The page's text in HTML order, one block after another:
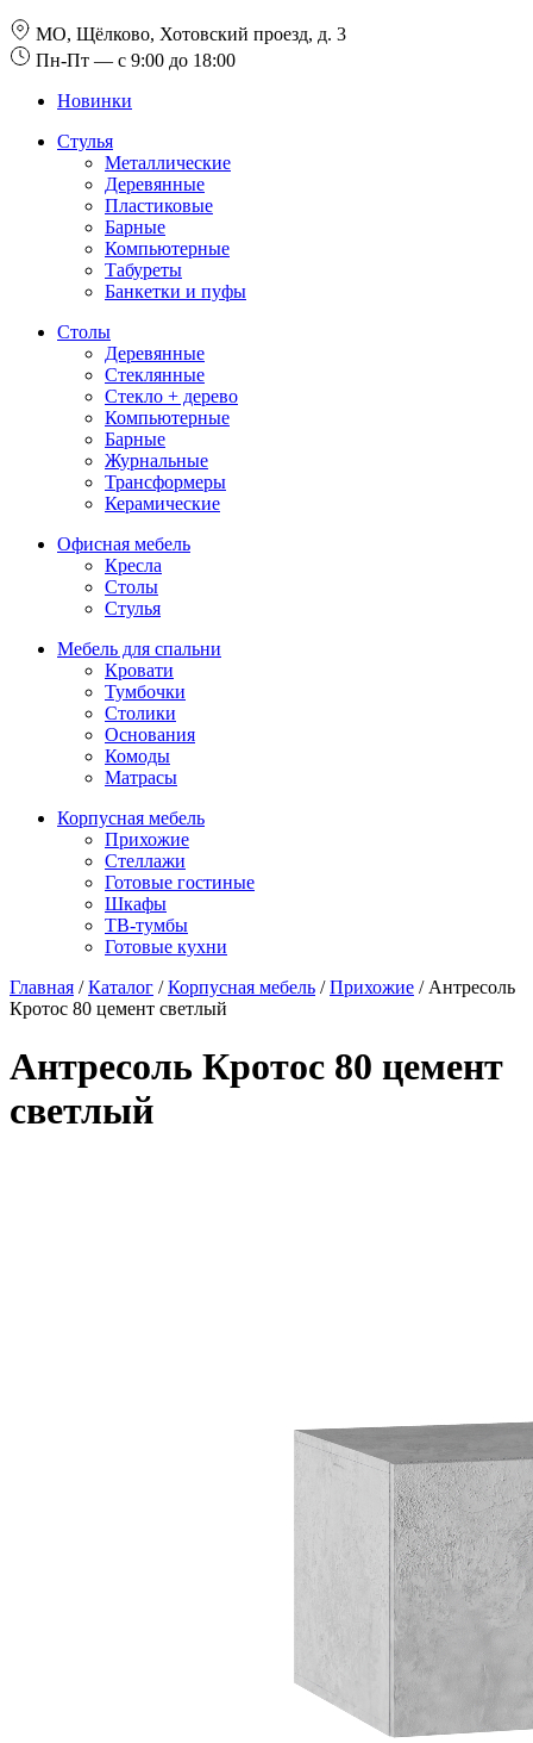
МО, Щёлково, Хотовский проезд, д. 3
Пн-Пт — с 9:00 до 18:00
Новинки
Стулья
Металлические
Деревянные
Пластиковые
Барные
Компьютерные
Табуреты
Банкетки и пуфы
Столы
Деревянные
Стеклянные
Стекло + дерево
Компьютерные
Барные
Журнальные
Трансформеры
Керамические
Офисная мебель
Кресла
Столы
Стулья
Мебель для спальни
Кровати
Тумбочки
Столики
Основания
Комоды
Матрасы
Корпусная мебель
Прихожие
Стеллажи
Готовые гостиные
Шкафы
ТВ-тумбы
Готовые кухни
Главная /Каталог /Корпусная мебель /Прихожие / Антресоль
Кротос 80 цемент светлый
Антресоль Кротос 80 цемент
светлый